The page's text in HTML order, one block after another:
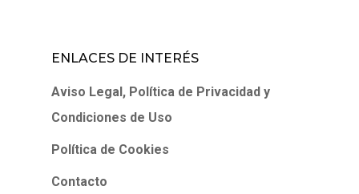
ENLACES DE INTERÉS
Aviso Legal, Política de Privacidad y
Condiciones de Uso
Política de Cookies
Contacto